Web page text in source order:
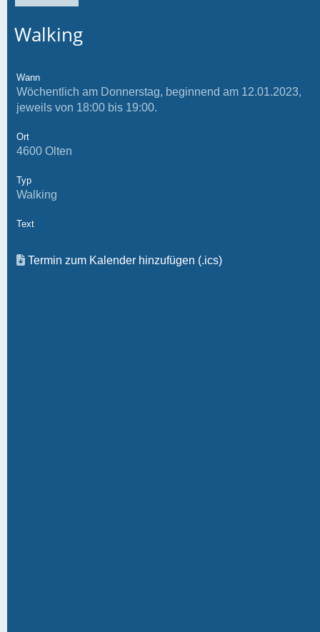
Walking
Wann
Wöchentlich am Donnerstag, beginnend am 12.01.2023,
jeweils von 18:00 bis 19:00.
Ort
4600 Olten
Typ
Walking
Text
Termin zum Kalender hinzufügen (.ics)